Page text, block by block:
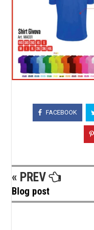
FACEBOOK
« PREV
Blog post